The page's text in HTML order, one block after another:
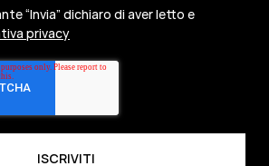
“Invia” dichiaro di aver letto e
privacy